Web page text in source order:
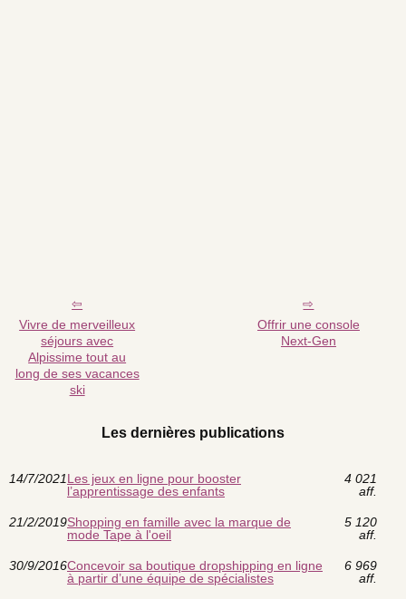
Vivre de merveilleux
séjours avec
Alpissime tout au
long de ses vacances
ski
Offrir une console
Next-Gen
Les dernières publications
14/7/2021Les jeux en ligne pour booster
l’apprentissage des enfants
4 021
aff.
21/2/2019Shopping en famille avec la marque de
mode Tape à l'oeil
5 120
aff.
30/9/2016Concevoir sa boutique dropshipping en ligne
à partir d’une équipe de spécialistes
6 969
aff.